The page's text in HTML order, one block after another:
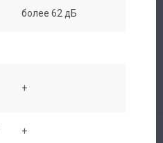
более 62 дБ
+
+